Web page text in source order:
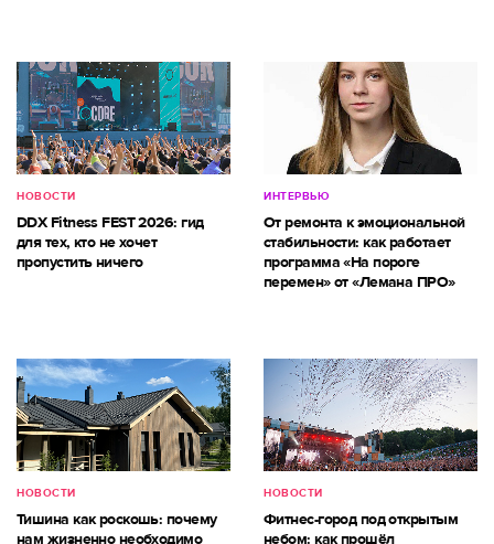
НОВОСТИ
DDX Fitness FEST 2026: гид
для тех, кто не хочет
пропустить ничего
ИНТЕРВЬЮ
От ремонта к эмоциональной
стабильности: как работает
программа «На пороге
перемен» от «Лемана ПРО»
НОВОСТИ
Тишина как роскошь: почему
нам жизненно необходимо
НОВОСТИ
Фитнес-город под открытым
небом: как прошёл